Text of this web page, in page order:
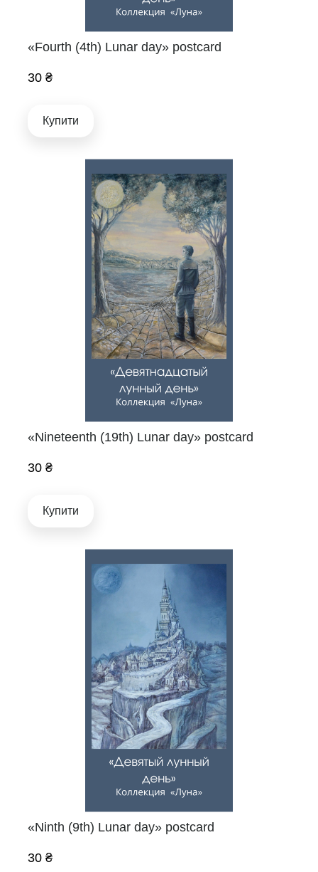
«Fourth (4th) Lunar day» postcard
30 ₴
Купити
«Nineteenth (19th) Lunar day» postcard
30 ₴
Купити
«Ninth (9th) Lunar day» postcard
30 ₴